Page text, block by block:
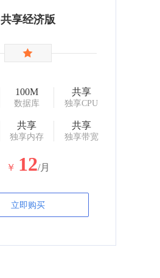
共享经济版
100M
数据库
共享
独享CPU
共享
独享内存
共享
独享带宽
￥ 12/月
立即购买